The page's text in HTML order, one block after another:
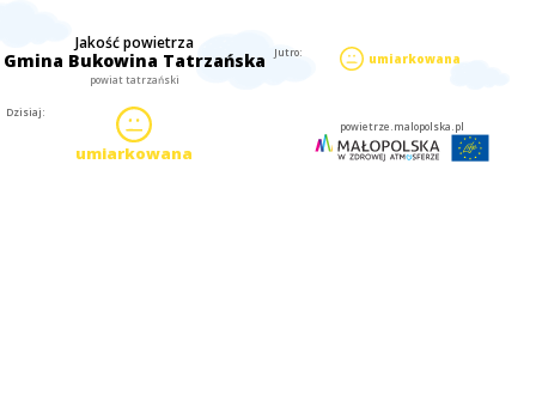
Jakość powietrza
Gmina Bukowina Tatrzańska
powiat tatrzański
Dzisiaj:
umiarkowana
Jutro: umiarkowana
powietrze.malopolska.pl